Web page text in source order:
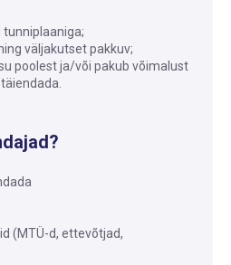
väljakutset pakkuv;
poolest ja/või pakub võimalust
(MTÜ-d, ettevõtjad,